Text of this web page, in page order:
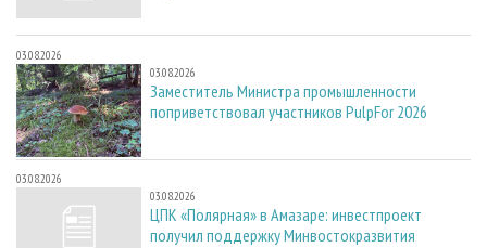
03.08.2026
03.08.2026
Заместитель Министра промышленности
поприветствовал участников PulpFor 2026
03.08.2026
03.08.2026
ЦПК «Полярная» в Амазаре: инвестпроект
получил поддержку Минвостокразвития